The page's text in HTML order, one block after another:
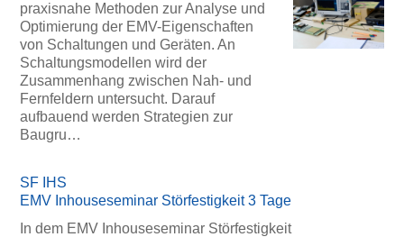
praxisnahe Methoden zur Analyse und
Optimierung der EMV-Eigenschaften
von Schaltungen und Geräten. An
Schaltungsmodellen wird der
Zusammenhang zwischen Nah- und
Fernfeldern untersucht. Darauf
aufbauend werden Strategien zur
Baugru…
SF IHS
EMV Inhouseseminar Störfestigkeit 3 Tage
In dem EMV Inhouseseminar Störfestigkeit